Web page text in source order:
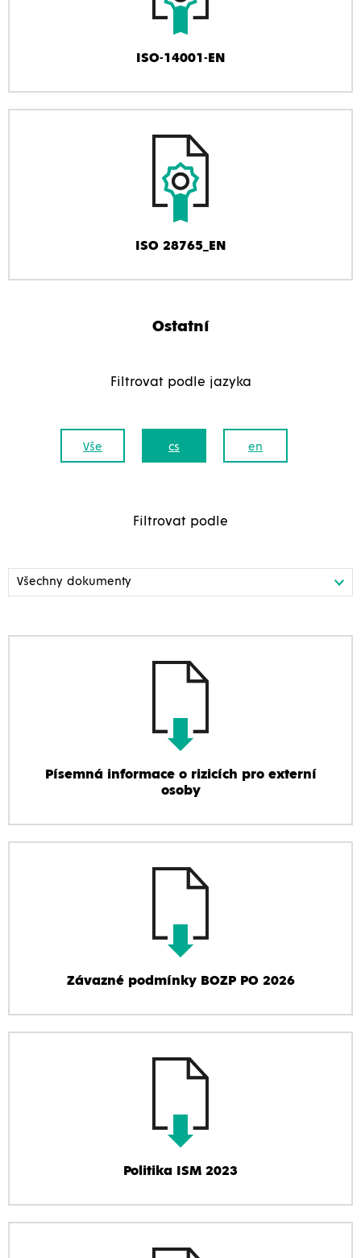
ISO-14001-EN
ISO 28765_EN
Ostatní
Filtrovat podle jazyka
Vše cs en
Filtrovat podle
Písemná informace o rizicích pro externí
osoby
Závazné podmínky BOZP PO 2026
Politika ISM 2023